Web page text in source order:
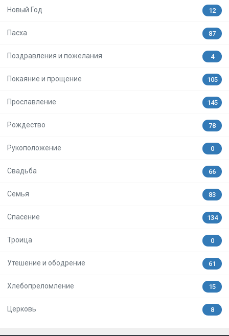
Новый Год 12
Пасха 87
Поздравления и пожелания 4
Покаяние и прощение 105
Прославление 145
Рождество 78
Рукоположение 0
Свадьба 66
Семья 83
Спасение 134
Троица 0
Утешение и ободрение 61
Хлебопреломление 15
Церковь 8